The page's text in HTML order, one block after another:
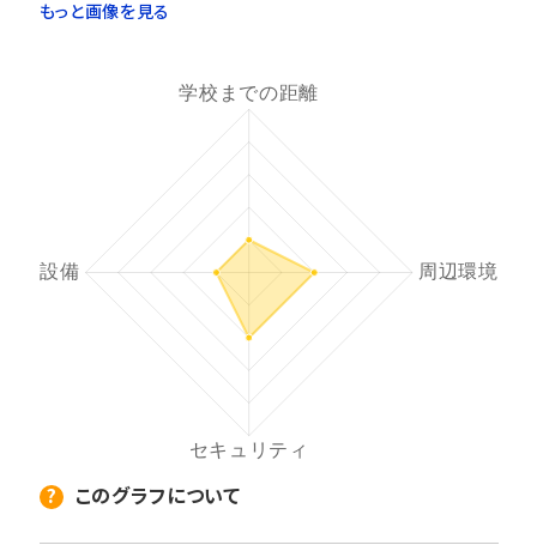
もっと画像を見る
このグラフについて